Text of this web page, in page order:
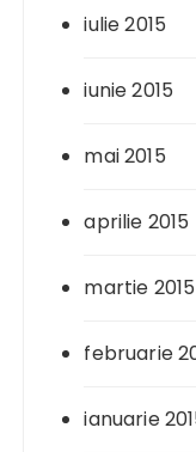
iulie 2015
iunie 2015
mai 2015
aprilie 2015
martie 2015
februarie
ianuarie